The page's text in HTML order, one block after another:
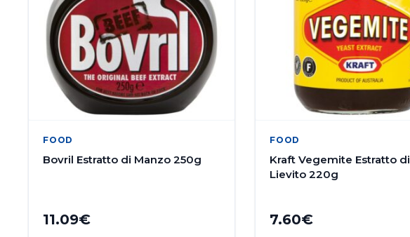
FOOD
Bovril Estratto di Manzo 250g
11.09€
FOOD
Kraft Vegemite Estratto di
Lievito 220g
7.60€